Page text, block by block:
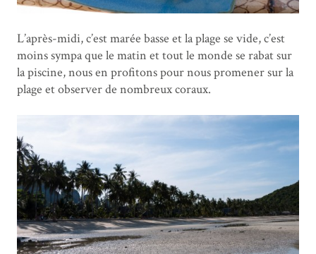
L’après-midi, c’est marée basse et la plage se vide, c’est
moins sympa que le matin et tout le monde se rabat sur
la piscine, nous en profitons pour nous promener sur la
plage et observer de nombreux coraux.